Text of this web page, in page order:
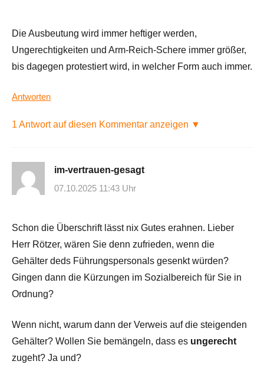
Die Ausbeutung wird immer heftiger werden,
Ungerechtigkeiten und Arm-Reich-Schere immer größer,
bis dagegen protestiert wird, in welcher Form auch immer.
Antworten
1 Antwort auf diesen Kommentar anzeigen ▼
im-vertrauen-gesagt
07.10.2025 11:43 Uhr
Schon die Überschrift lässt nix Gutes erahnen. Lieber
Herr Rötzer, wären Sie denn zufrieden, wenn die
Gehälter deds Führungspersonals gesenkt würden?
Gingen dann die Kürzungen im Sozialbereich für Sie in
Ordnung?
Wenn nicht, warum dann der Verweis auf die steigenden
Gehälter? Wollen Sie bemängeln, dass es ungerecht
zugeht? Ja und?